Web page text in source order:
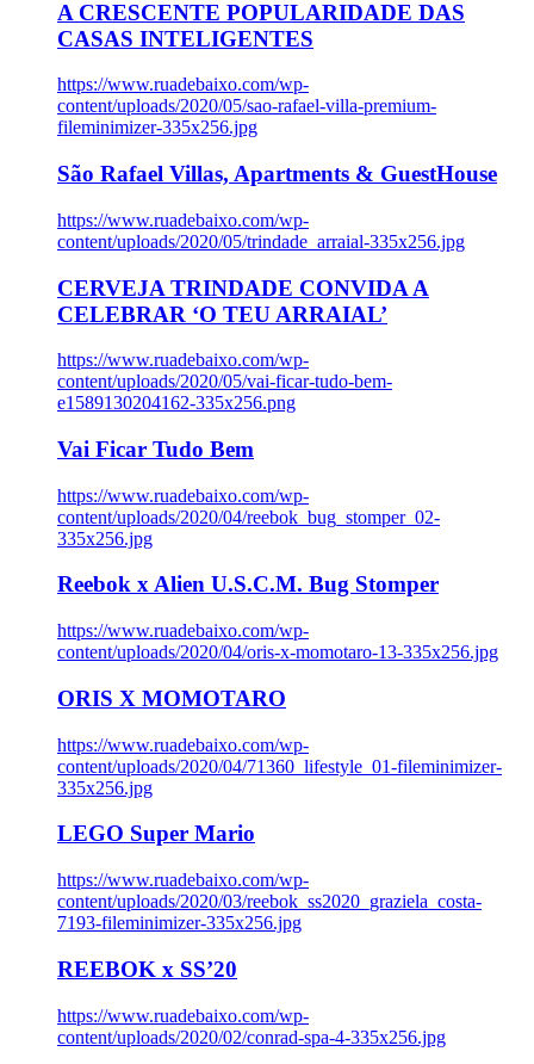
A CRESCENTE POPULARIDADE DAS
CASAS INTELIGENTES
https://www.ruadebaixo.com/wp-
content/uploads/2020/05/sao-rafael-villa-premium-
fileminimizer-335x256.jpg
São Rafael Villas, Apartments & GuestHouse
https://www.ruadebaixo.com/wp-
content/uploads/2020/05/trindade_arraial-335x256.jpg
CERVEJA TRINDADE CONVIDA A
CELEBRAR ‘O TEU ARRAIAL’
https://www.ruadebaixo.com/wp-
content/uploads/2020/05/vai-ficar-tudo-bem-
e1589130204162-335x256.png
Vai Ficar Tudo Bem
https://www.ruadebaixo.com/wp-
content/uploads/2020/04/reebok_bug_stomper_02-
335x256.jpg
Reebok x Alien U.S.C.M. Bug Stomper
https://www.ruadebaixo.com/wp-
content/uploads/2020/04/oris-x-momotaro-13-335x256.jpg
ORIS X MOMOTARO
https://www.ruadebaixo.com/wp-
content/uploads/2020/04/71360_lifestyle_01-fileminimizer-
335x256.jpg
LEGO Super Mario
https://www.ruadebaixo.com/wp-
content/uploads/2020/03/reebok_ss2020_graziela_costa-
7193-fileminimizer-335x256.jpg
REEBOK x SS’20
https://www.ruadebaixo.com/wp-
content/uploads/2020/02/conrad-spa-4-335x256.jpg